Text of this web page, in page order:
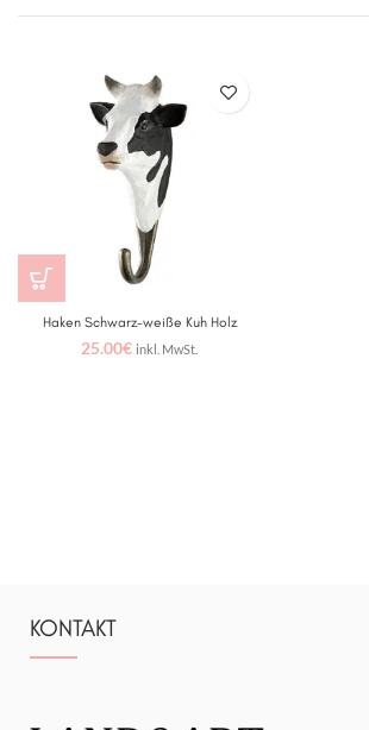
Haken Schwarz-weiße Kuh Holz
25.00€ inkl. MwSt.
KONTAKT